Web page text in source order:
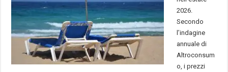
2026.
Secondo
l’indagine
annuale di
Altroconsum
o, i prezzi